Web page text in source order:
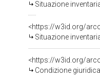
Situazione
<https://w3id.org/
Situazione
<https://w3id.org/
Condizione